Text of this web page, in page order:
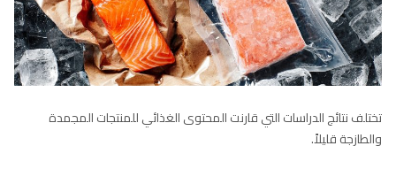
تختلف نتائج الدراسات التي قارنت المحتوى الغذائي للمنتجات المجمدة
والطازجة قليلاً.